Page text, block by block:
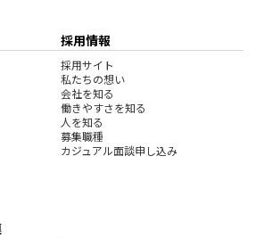
採用情報
採用サイト
私たちの想い
会社を知る
働きやすさを知る
人を知る
募集職種
カジュアル面談申し込み